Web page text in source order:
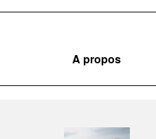
A propos